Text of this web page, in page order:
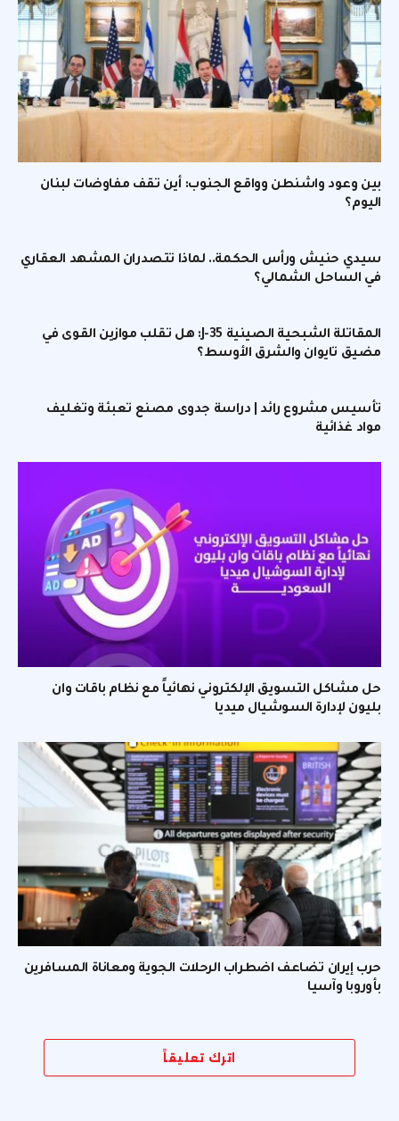
بين وعود واشنطن وواقع الجنوب: أين تقف مفاوضات لبنان
اليوم؟
سيدي حنيش ورأس الحكمة.. لماذا تتصدران المشهد العقاري
في الساحل الشمالي؟
المقاتلة الشبحية الصينية J-35: هل تقلب موازين القوى في
مضيق تايوان والشرق الأوسط؟
تأسيس مشروع رائد | دراسة جدوى مصنع تعبئة وتغليف
مواد غذائية
حل مشاكل التسويق الإلكتروني نهائياً مع نظام باقات وان
بليون لإدارة السوشيال ميديا
حرب إيران تضاعف اضطراب الرحلات الجوية ومعاناة المسافرين
بأوروبا وآسيا
اترك تعليقاً